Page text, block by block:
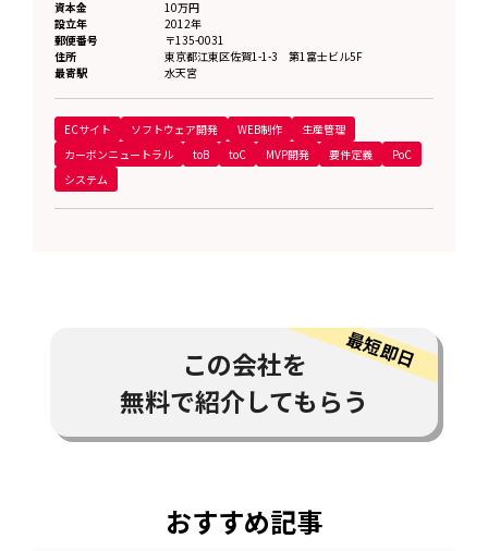
資本金
10万円
設立年
2012年
郵便番号
〒135-0031
住所
東京都江東区佐賀1-1-3 第1富士ビル5F
最寄駅
水天宮
ECサイト ソフトウェア開発 WEB制作
生産管理
カーボンニュートラル
toB toC MVP開発 要件定義
PoC
システム
この会社を
無料で紹介してもらう
おすすめ記事